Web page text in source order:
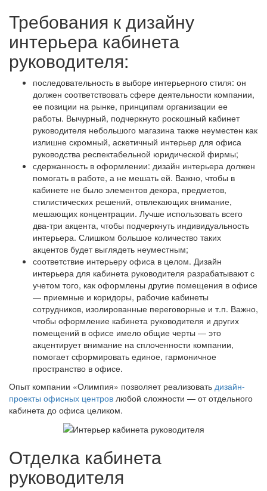
Требования к дизайну
интерьера кабинета
руководителя:
последовательность в выборе интерьерного стиля: он
должен соответствовать сфере деятельности компании,
ее позиции на рынке, принципам организации ее
работы. Вычурный, подчеркнуто роскошный кабинет
руководителя небольшого магазина также неуместен как
излишне скромный, аскетичный интерьер для офиса
руководства респектабельной юридической фирмы;
сдержанность в оформлении: дизайн интерьера должен
помогать в работе, а не мешать ей. Важно, чтобы в
кабинете не было элементов декора, предметов,
стилистических решений, отвлекающих внимание,
мешающих концентрации. Лучше использовать всего
два-три акцента, чтобы подчеркнуть индивидуальность
интерьера. Слишком большое количество таких
акцентов будет выглядеть неуместным;
соответствие интерьеру офиса в целом. Дизайн
интерьера для кабинета руководителя разрабатывают с
учетом того, как оформлены другие помещения в офисе
— приемные и коридоры, рабочие кабинеты
сотрудников, изолированные переговорные и т.п. Важно,
чтобы оформление кабинета руководителя и других
помещений в офисе имело общие черты — это
акцентирует внимание на сплоченности компании,
помогает сформировать единое, гармоничное
пространство в офисе.
Опыт компании «Олимпия» позволяет реализовать дизайн-
проекты офисных центров любой сложности — от отдельного
кабинета до офиса целиком.
Отделка кабинета
руководителя